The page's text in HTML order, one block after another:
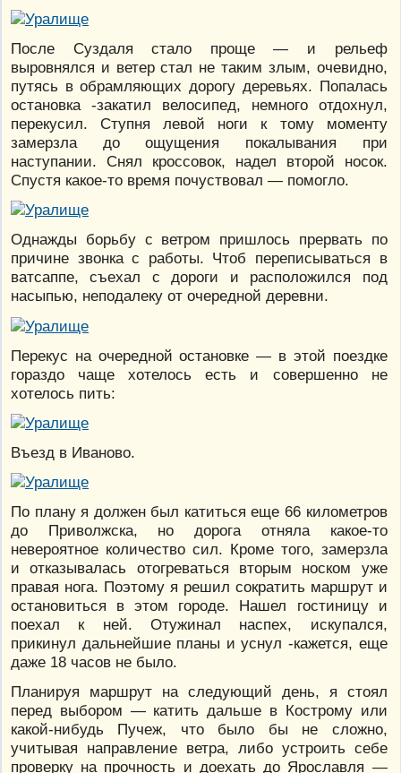
После Суздаля стало проще — и рельеф
выровнялся и ветер стал не таким злым, очевидно,
путясь в обрамляющих дорогу деревьях. Попалась
остановка -закатил велосипед, немного отдохнул,
перекусил. Ступня левой ноги к тому моменту
замерзла до ощущения покалывания при
наступании. Снял кроссовок, надел второй носок.
Спустя какое-то время почуствовал — помогло.
Однажды борьбу с ветром пришлось прервать по
причине звонка с работы. Чтоб переписываться в
ватсаппе, съехал с дороги и расположился под
насыпью, неподалеку от очередной деревни.
Перекус на очередной остановке — в этой поездке
гораздо чаще хотелось есть и совершенно не
хотелось пить:
Въезд в Иваново.
По плану я должен был катиться еще 66 километров
до Приволжска, но дорога отняла какое-то
невероятное количество сил. Кроме того, замерзла
и отказывалась отогреваться вторым носком уже
правая нога. Поэтому я решил сократить маршрут и
остановиться в этом городе. Нашел гостиницу и
поехал к ней. Отужинал наспех, искупался,
прикинул дальнейшие планы и уснул -кажется, еще
даже 18 часов не было.
Планируя маршрут на следующий день, я стоял
перед выбором — катить дальше в Кострому или
какой-нибудь Пучеж, что было бы не сложно,
учитывая направление ветра, либо устроить себе
проверку на прочность и доехать до Ярославля —